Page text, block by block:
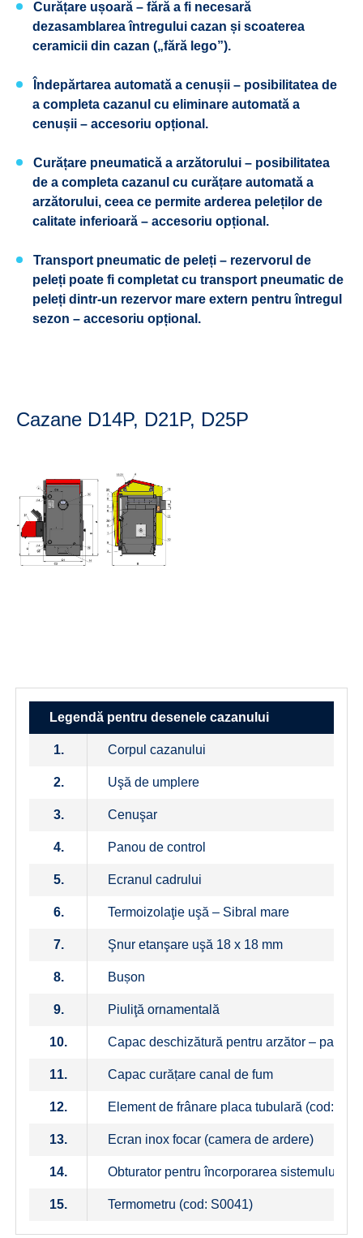
Curățare ușoară – fără a fi necesară
dezasamblarea întregului cazan și scoaterea
ceramicii din cazan („fără lego”).
Îndepărtarea automată a cenușii – posibilitatea de
a completa cazanul cu eliminare automată a
cenușii – accesoriu opțional.
Curățare pneumatică a arzătorului – posibilitatea
de a completa cazanul cu curățare automată a
arzătorului, ceea ce permite arderea peleților de
calitate inferioară – accesoriu opțional.
Transport pneumatic de peleți – rezervorul de
peleți poate fi completat cu transport pneumatic de
peleți dintr-un rezervor mare extern pentru întregul
sezon – accesoriu opțional.
Cazane D14P, D21P, D25P
Legendă pentru desenele cazanului
1. Corpul cazanului
2. Uşă de umplere
3. Cenuşar
4. Panou de control
5. Ecranul cadrului
6. Termoizolaţie uşă – Sibral mare
7. Şnur etanşare uşă 18 x 18 mm
8. Bușon
9. Piuliţă ornamentală
10. Capac deschizătură pentru arzător – panou
11. Capac curățare canal de fum
12. Element de frânare placa tubulară (cod:
13. Ecran inox focar (camera de ardere)
14. Obturator pentru încorporarea sistemului de
15. Termometru (cod: S0041)